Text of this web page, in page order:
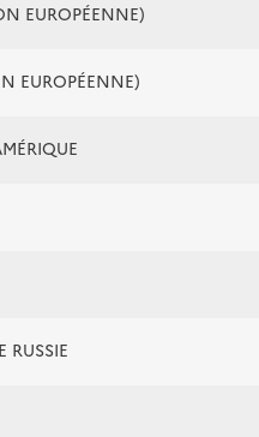
EUROPÉENNE)
EUROPÉENNE)
RUSSIE